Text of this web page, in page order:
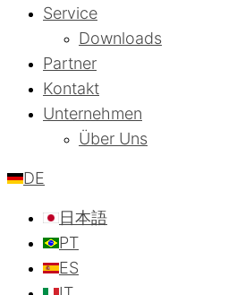
Service
Downloads
Partner
Kontakt
Unternehmen
Über Uns
DE
日本語
PT
ES